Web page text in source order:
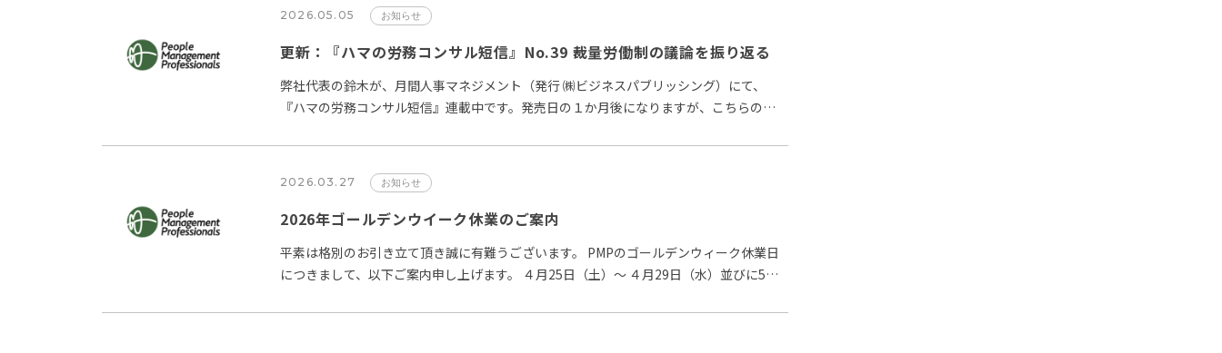
2026.05.05 お知らせ
更新：『ハマの労務コンサル短信』No.39 裁量労働制の議論を振り返る
弊社代表の鈴木が、月間人事マネジメント（発行 ㈱ビジネスパブリッシング）にて、
『ハマの労務コンサル短信』連載中です。発売日の１か月後になりますが、こちらの記
2026.03.27 お知らせ
2026年ゴールデンウイーク休業のご案内
平素は格別のお引き立て頂き誠に有難うございます。 PMPのゴールデンウィーク休業日
につきまして、以下ご案内申し上げます。 ４月25日（土）～ ４月29日（水）並びに5月